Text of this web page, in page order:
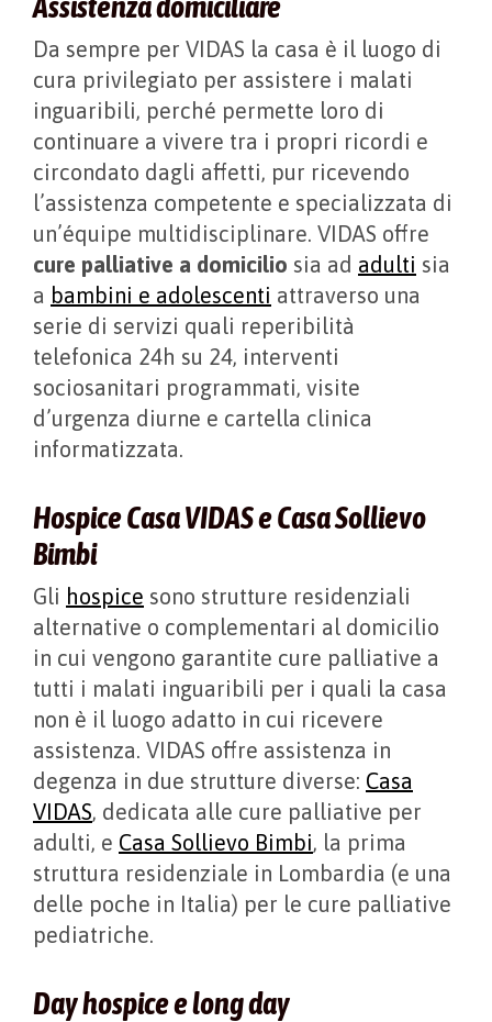
Da sempre per VIDAS la casa è il luogo di
cura privilegiato per assistere i malati
inguaribili, perché permette loro di
continuare a vivere tra i propri ricordi e
circondato dagli affetti, pur ricevendo
l’assistenza competente e specializzata di
un’équipe multidisciplinare. VIDAS offre
cure palliative a domicilio sia ad adulti sia
a bambini e adolescenti attraverso una
serie di servizi quali reperibilità
telefonica 24h su 24, interventi
sociosanitari programmati, visite
d’urgenza diurne e cartella clinica
informatizzata.
Hospice Casa VIDAS e Casa Sollievo
Bimbi
Gli hospice sono strutture residenziali
alternative o complementari al domicilio
in cui vengono garantite cure palliative a
tutti i malati inguaribili per i quali la casa
non è il luogo adatto in cui ricevere
assistenza. VIDAS offre assistenza in
degenza in due strutture diverse: Casa
VIDAS, dedicata alle cure palliative per
adulti, e Casa Sollievo Bimbi, la prima
struttura residenziale in Lombardia (e una
delle poche in Italia) per le cure palliative
pediatriche.
Day hospice e long day